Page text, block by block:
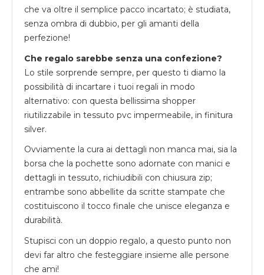
che va oltre il semplice pacco incartato; è studiata,
senza ombra di dubbio, per gli amanti della
perfezione!
Che regalo sarebbe senza una confezione?
Lo stile sorprende sempre, per questo ti diamo la
possibilità di incartare i tuoi regali in modo
alternativo: con questa bellissima shopper
riutilizzabile in tessuto pvc impermeabile, in finitura
silver.
Ovviamente la cura ai dettagli non manca mai, sia la
borsa che la pochette sono adornate con manici e
dettagli in tessuto, richiudibili con chiusura zip;
entrambe sono abbellite da scritte stampate che
costituiscono il tocco finale che unisce eleganza e
durabilità.
Stupisci con un doppio regalo, a questo punto non
devi far altro che festeggiare insieme alle persone
che ami!